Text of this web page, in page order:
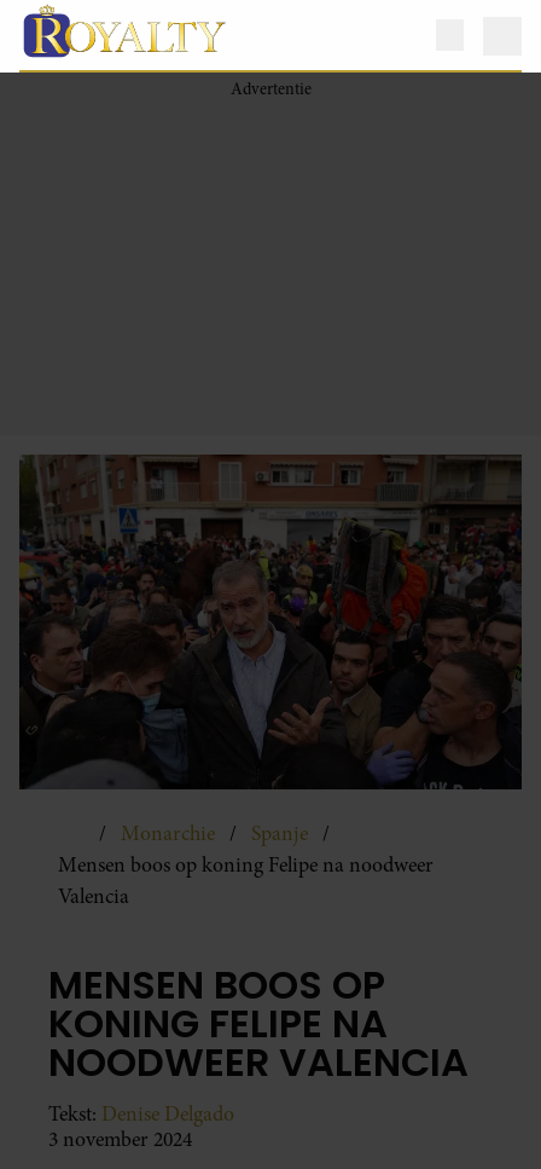
Monarchie
Spanje
Mensen boos op koning Felipe na noodweer
Valencia
MENSEN BOOS OP
KONING FELIPE NA
NOODWEER VALENCIA
Tekst: Denise Delgado
3 november 2024